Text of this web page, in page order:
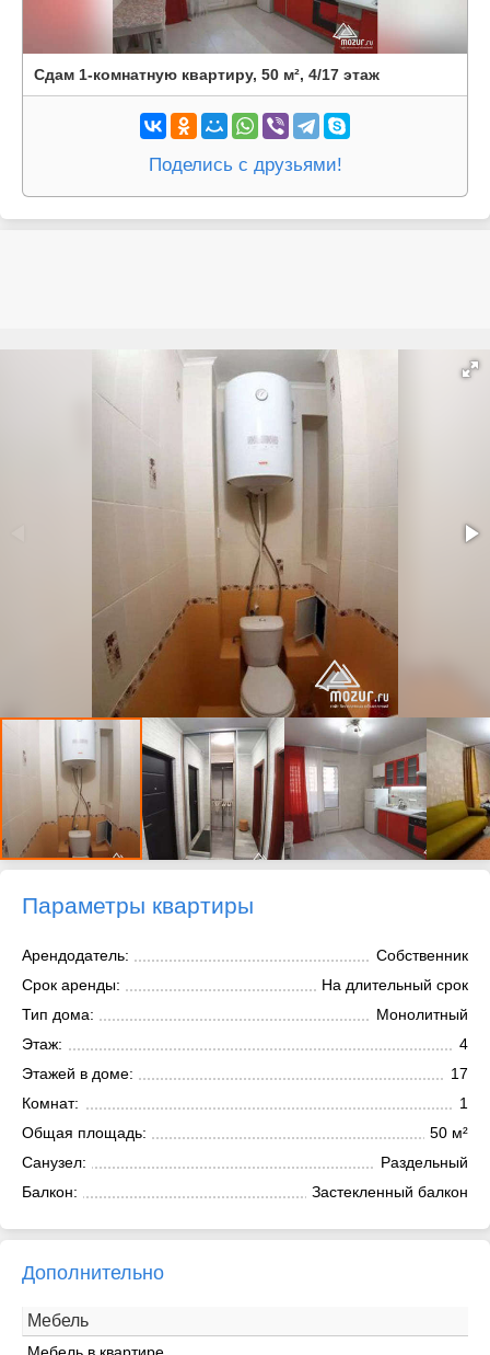
Сдам 1-комнатную квартиру, 50 м², 4/17 этаж
Поделись с друзьями!
Параметры квартиры
Арендодатель:
Собственник
Срок аренды:
На длительный срок
Тип дома:
Монолитный
Этаж:
4
Этажей в доме:
17
Комнат:
1
Общая площадь:
50 м²
Санузел:
Раздельный
Балкон:
Застекленный балкон
Дополнительно
Мебель